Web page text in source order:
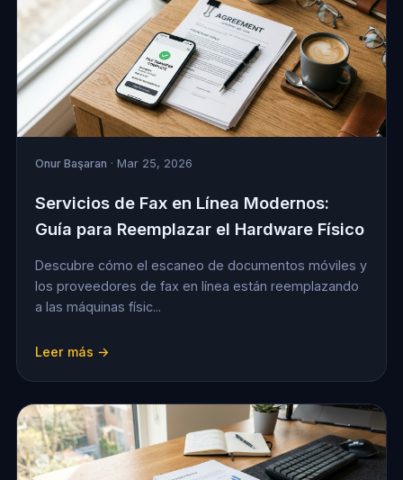
Onur Başaran · Mar 25, 2026
Servicios de Fax en Línea Modernos:
Guía para Reemplazar el Hardware Físico
Descubre cómo el escaneo de documentos móviles y
los proveedores de fax en línea están reemplazando
a las máquinas físic...
Leer más →